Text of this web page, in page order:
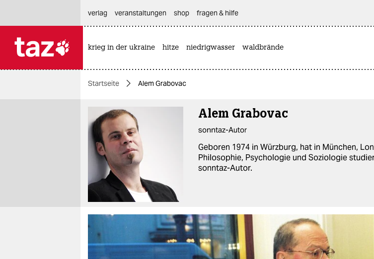
themen
politik
öko
gesellschaft
kultur
sport
berlin
nord
verlag
veranstaltungen shop fragen & hilfe
krieg in der ukraine hitze niedrigwasser waldbrände
Startseite Alem Grabovac
Alem Grabovac
sonntaz-Autor
Geboren 1974 in Würzburg, hat in München,
Philosophie, Psychologie und Soziologie
sonntaz-Autor.